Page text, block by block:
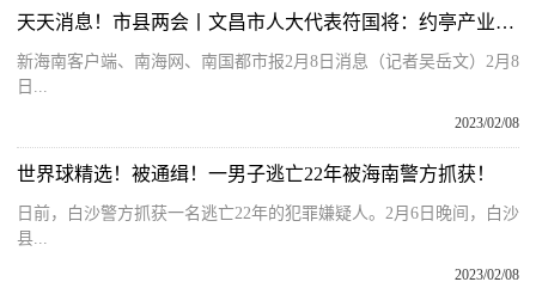
天天消息！市县两会丨文昌市人大代表符国将：约亭产业园入园企业项目达30个，完成总投资56亿元
新海南客户端、南海网、南国都市报2月8日消息（记者吴岳文）2月8
日...
2023/02/08
世界球精选！被通缉！一男子逃亡22年被海南警方抓获！
日前，白沙警方抓获一名逃亡22年的犯罪嫌疑人。2月6日晚间，白沙
县...
2023/02/08